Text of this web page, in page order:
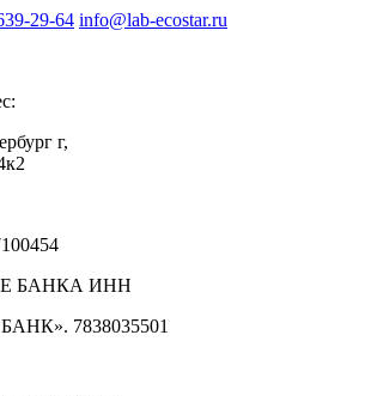
29-64 info@lab-ecostar.ru
г,
БАНКА ИНН
7838035501